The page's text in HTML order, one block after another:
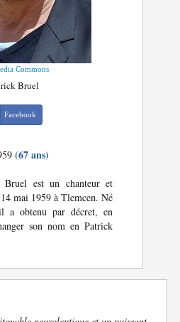
Commons
Bruel
Facebook
(67 ans)
Bruel est un chanteur et
mai 1959 à Tlemcen. Né
a obtenu par décret, en
son nom en Patrick